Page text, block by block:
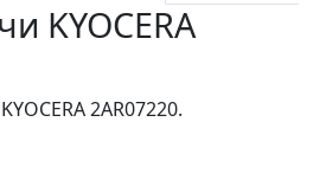
KYOCERA
2AR07220.